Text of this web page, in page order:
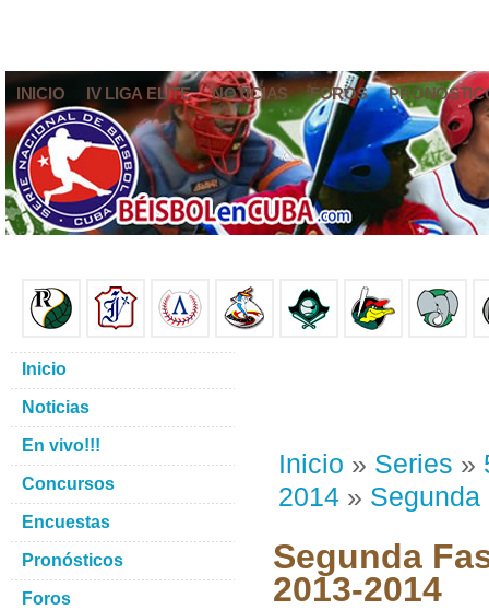
INICIO IV LIGA ELITE NOTICIAS FOROS
Inicio » Series »
2014 » Segunda
Segunda
2013-2014
Inicio
Noticias
En vivo!!!
Concursos
Encuestas
Pronósticos
Foros